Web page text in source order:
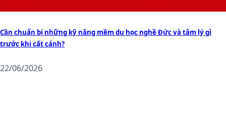
Cần chuẩn bị những kỹ năng mềm du học nghề Đức và tâm lý gì
trước khi cất cánh?
22/06/2026